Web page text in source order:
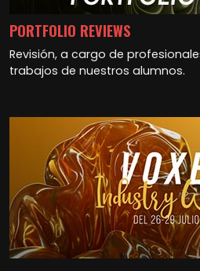
PORTFOLIO REVIEWS
Revisión, a cargo de
trabajos de nuestros alumnos.